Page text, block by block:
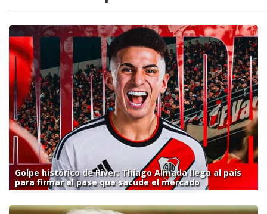
Golpe histórico de River: Thiago Almada llega al país
para firmar el pase que sacude el mercado